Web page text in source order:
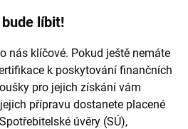
líbit!
nás klíčové. Pokud ještě nemáte
k poskytování finančních
pro jejich získání vám
přípravu dostanete placené
úvěry (SÚ),